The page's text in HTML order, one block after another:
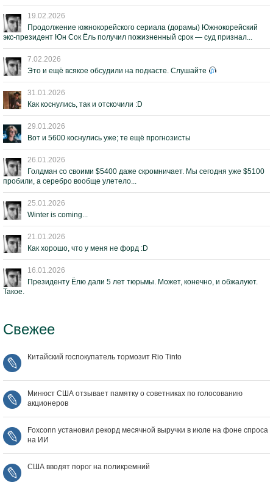
19.02.2026
Продолжение южнокорейского сериала (дорамы) Южнокорейский
экс-президент Юн Сок Ёль получил пожизненный срок — суд признал...
7.02.2026
Это и ещё всякое обсудили на подкасте. Слушайте
31.01.2026
Как коснулись, так и отскочили :D
29.01.2026
Вот и 5600 коснулись уже; те ещё прогнозисты
26.01.2026
Голдман со своими $5400 даже скромничает. Мы сегодня уже $5100
пробили, а серебро вообще улетело...
25.01.2026
Winter is coming...
21.01.2026
Как хорошо, что у меня не форд :D
16.01.2026
Президенту Ёлю дали 5 лет тюрьмы. Может, конечно, и обжалуют.
Такое.
Свежее
Китайский госпокупатель тормозит Rio Tinto
Минюст США отзывает памятку о советниках по голосованию
акционеров
Foxconn установил рекорд месячной выручки в июле на фоне спроса
на ИИ
США вводят порог на поликремний